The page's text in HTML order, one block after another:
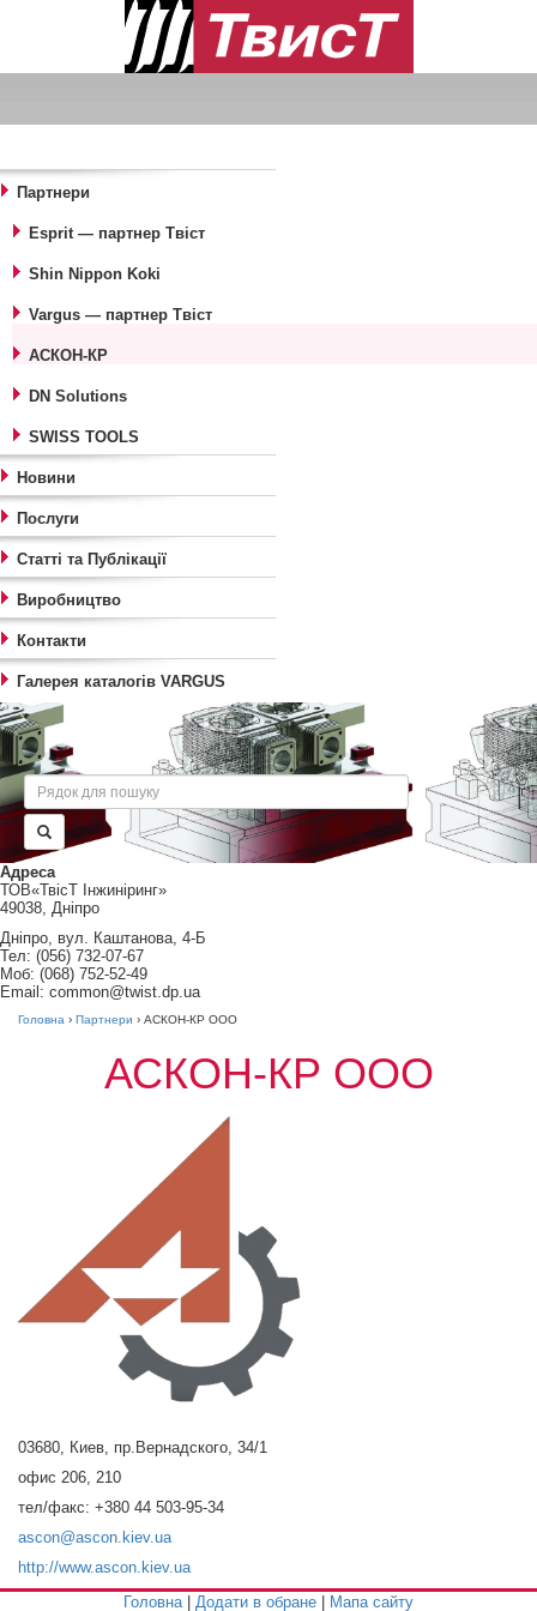
Партнери
Esprit — партнер Твіст
Shin Nippon Koki
Vargus — партнер Твіст
АСКОН-КР
DN Solutions
SWISS TOOLS
Новини
Послуги
Статті та Публікації
Виробництво
Контакти
Галерея каталогів VARGUS
Пошук
Адреса
ТОВ«ТвісТ Інжиніринг»
49038, Дніпро
Дніпро, вул. Каштанова, 4-Б
Тел: (056) 732-07-67
Моб: (068) 752-52-49
Email: common@twist.dp.ua
Головна › Партнери › АСКОН-КР ООО
АСКОН-КР ООО
03680, Киев, пр.Вернадского, 34/1
офис 206, 210
тел/факс: +380 44 503-95-34
ascon@ascon.kiev.ua
http://www.ascon.kiev.ua
Головна| Додати в обране Мапа сайту